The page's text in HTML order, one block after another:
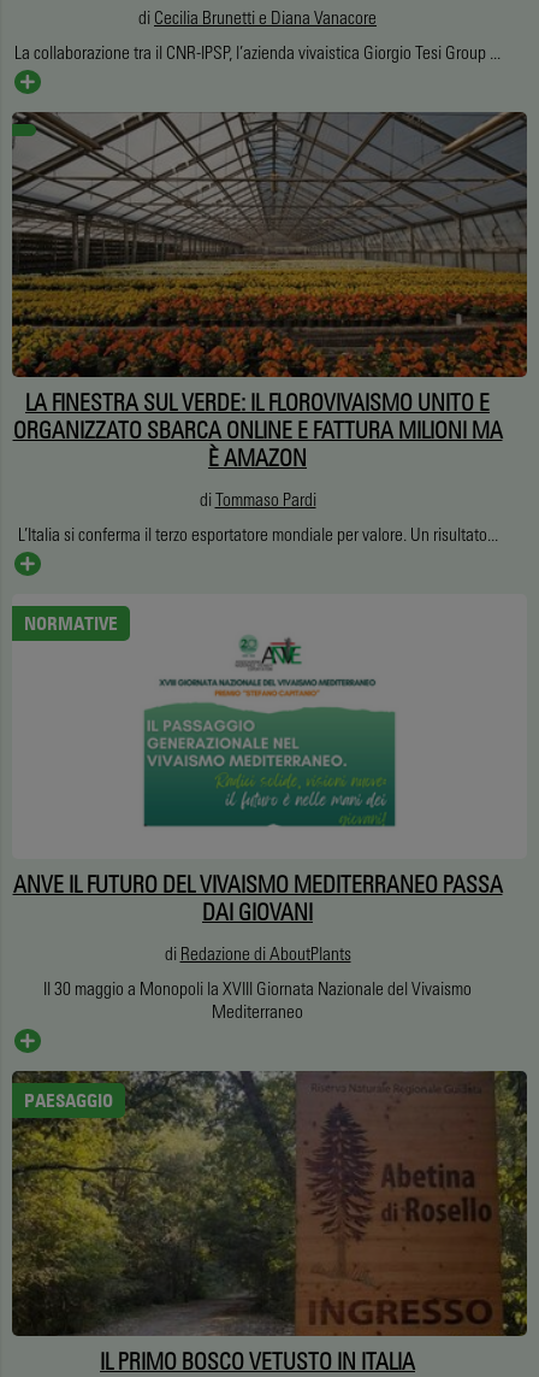
di Cecilia Brunetti e Diana Vanacore
La collaborazione tra il CNR-IPSP, l’azienda vivaistica Giorgio Tesi Group ...
LA FINESTRA SUL VERDE: IL FLOROVIVAISMO UNITO E
ORGANIZZATO SBARCA ONLINE E FATTURA MILIONI MA
È AMAZON
diTommaso Pardi
L’Italia si conferma il terzo esportatore mondiale per valore. Un risultato...
NORMATIVE
ANVE IL FUTURO DEL VIVAISMO MEDITERRANEO PASSA
DAI GIOVANI
di Redazione di AboutPlants
Il 30 maggio a Monopoli la XVIII Giornata Nazionale del Vivaismo
Mediterraneo
PAESAGGIO
IL PRIMO BOSCO VETUSTO IN ITALIA